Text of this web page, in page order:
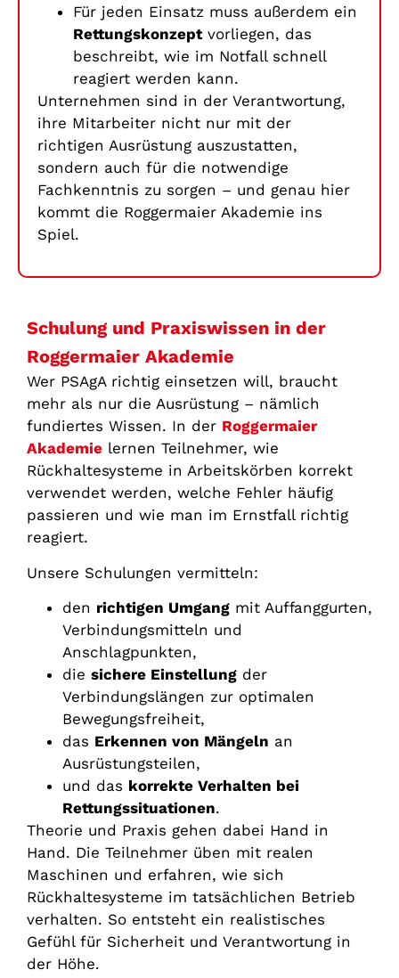
Für jeden Einsatz muss außerdem ein
Rettungskonzeptvorliegen, das
beschreibt, wie im Notfall schnell
reagiert werden kann.
Unternehmen sind in der Verantwortung,
ihre Mitarbeiter nicht nur mit der
richtigen Ausrüstung auszustatten,
sondern auch für die notwendige
Fachkenntnis zu sorgen – und genau hier
kommt die Roggermaier Akademie ins
Spiel.
Schulung und Praxiswissen in der
Roggermaier Akademie
Wer PSAgA richtig einsetzen will, braucht
mehr als nur die Ausrüstung – nämlich
fundiertes Wissen. In der Roggermaier
Akademie lernen Teilnehmer, wie
Rückhaltesysteme in Arbeitskörben korrekt
verwendet werden, welche Fehler häufig
passieren und wie man im Ernstfall richtig
reagiert.
Unsere Schulungen vermitteln:
den richtigen Umgang mit Auffanggurten,
Verbindungsmitteln und
Anschlagpunkten,
die sichere Einstellung der
Verbindungslängen zur optimalen
Bewegungsfreiheit,
das Erkennen von Mängeln an
Ausrüstungsteilen,
und das korrekte Verhalten bei
Rettungssituationen.
Theorie und Praxis gehen dabei Hand in
Hand. Die Teilnehmer üben mit realen
Maschinen und erfahren, wie sich
Rückhaltesysteme im tatsächlichen Betrieb
verhalten. So entsteht ein realistisches
Gefühl für Sicherheit und Verantwortung in
der Höhe.